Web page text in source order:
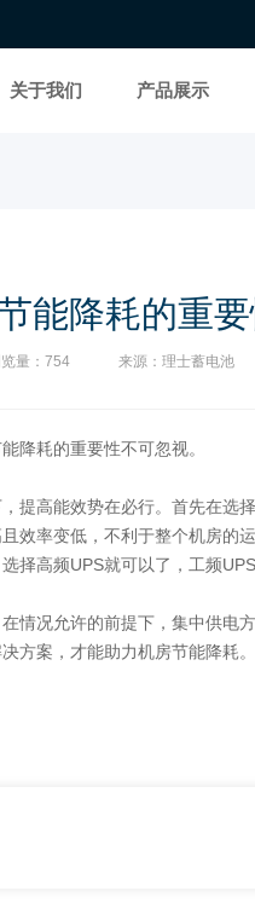
关于我们 产品展示
能降耗的重
量：754 来源：理士蓄电池
降耗的重要性不可忽视。
高能效势在必行。首先在选
效率变低，不利于整个机房的
高频UPS就可以了，工频
况允许的前提下，集中供电
方案，才能助力机房节能降耗。